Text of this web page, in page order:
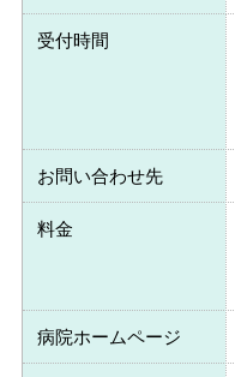
受付時間
お問い合わせ先
料金
病院ホームページ